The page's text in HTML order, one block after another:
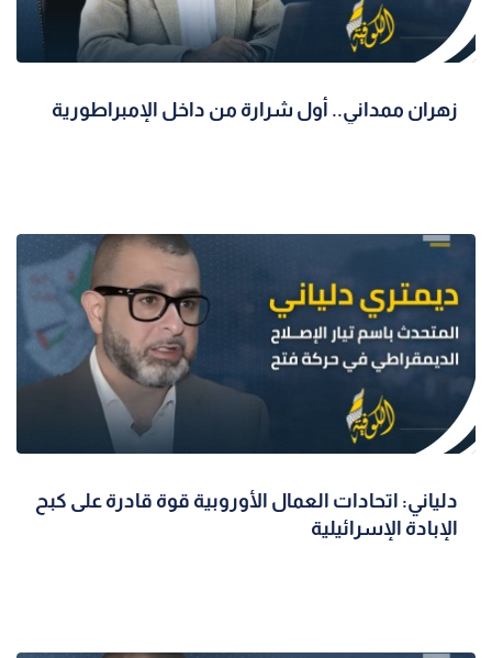
زهران ممداني.. أول شرارة من داخل الإمبراطورية
دلياني: اتحادات العمال الأوروبية قوة قادرة على كبح
الإبادة الإسرائيلية